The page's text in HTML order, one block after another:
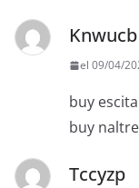
Knwucb
el 09/04/
buy
buy
Tccyzp